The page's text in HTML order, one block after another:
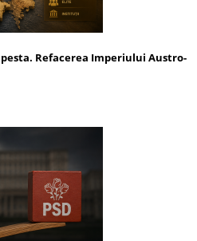
Refacerea Imperiului Austro-